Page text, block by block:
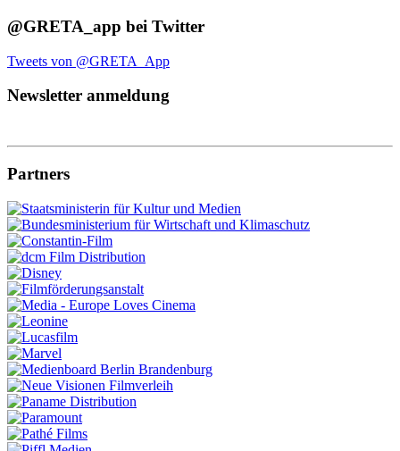
@GRETA_app bei Twitter
Tweets von @GRETA_App
Newsletter anmeldung
Partners